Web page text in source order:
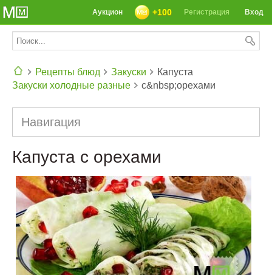
Вход
Регистрация
+100
Аукцион
Рецепты блюд
Закуски
Закуски холодные разные
Капуста
с&nbsp;орехами
Навигация
Капуста с орехами